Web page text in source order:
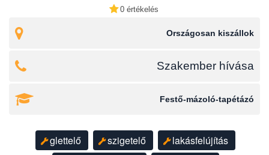
0 értékelés
Országosan kiszállok
Szakember hívása
Festő-mázoló-tapétázó
glettelő szigetelő
lakásfelújítás